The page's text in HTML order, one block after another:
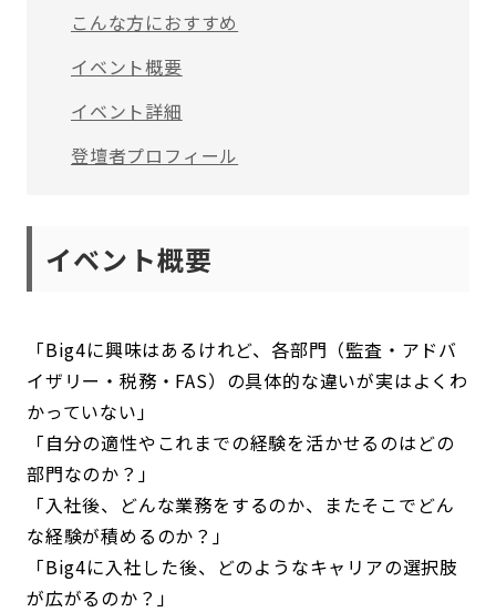
こんな方におすすめ
イベント概要
イベント詳細
登壇者プロフィール
イベント概要
「Big4に興味はあるけれど、各部門（監査・アドバ
イザリー・税務・FAS）の具体的な違いが実はよくわ
かっていない」
「自分の適性やこれまでの経験を活かせるのはどの
部門なのか？」
「入社後、どんな業務をするのか、またそこでどん
な経験が積めるのか？」
「Big4に入社した後、どのようなキャリアの選択肢
が広がるのか？」